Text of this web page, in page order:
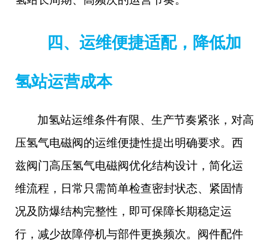
四、运维便捷适配，降低加
氢站运营成本
加氢站运维条件有限、生产节奏紧张，对高
压氢气电磁阀的运维便捷性提出明确要求。西
兹阀门高压氢气电磁阀优化结构设计，简化运
维流程，日常只需简单检查密封状态、紧固情
况及防爆结构完整性，即可保障长期稳定运
行，减少故障停机与部件更换频次。阀件配件